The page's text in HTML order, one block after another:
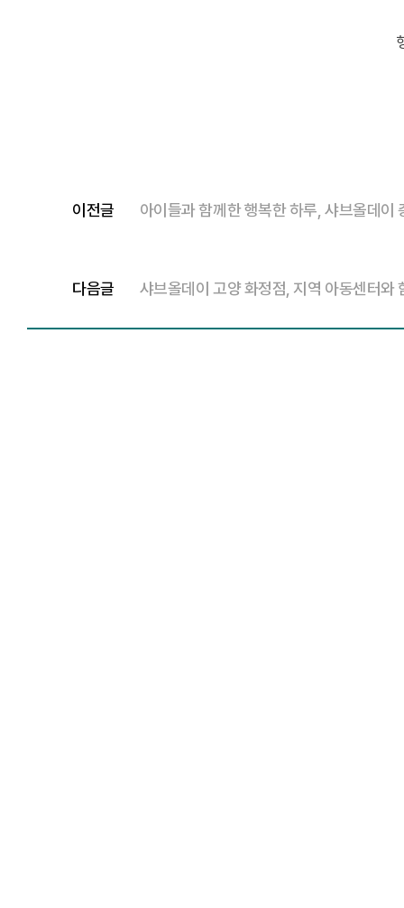
이전글 아이들과 함께한 행복한 하루, 샤브올데이
다음글 샤브올데이 고양 화정점, 지역 아동센터와